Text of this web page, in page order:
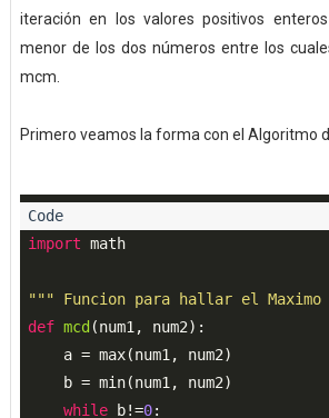
iteración en los valores positivos
menor de los dos números entre los
mcm.
Primero veamos la forma con el Algoritmo
import math
""" Funcion para hallar el Maximo
def mcd (num1, num2):
    a = max(num1, num2)
    b = min(num1, num2)
while b!=0: